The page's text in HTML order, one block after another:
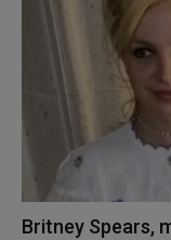
Britney Spears,